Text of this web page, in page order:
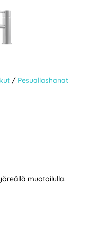
/ Pesuallashanat
muotoilulla.